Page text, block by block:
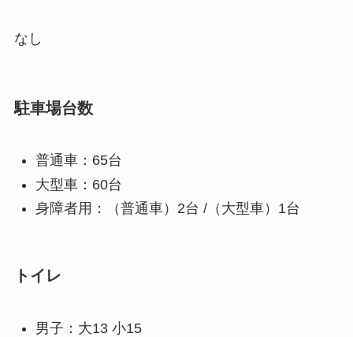
なし
駐車場台数
普通車：65台
大型車：60台
身障者用：（普通車）2台 /（大型車）1台
トイレ
男子：大13 小15